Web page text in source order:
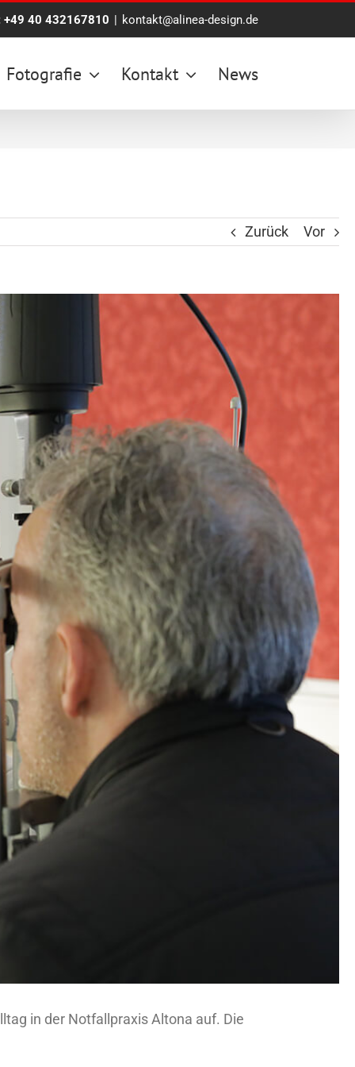
+49 40 432167810 | kontakt@alinea-design.de
Fotografie Kontakt News
Zurück Vor
in der Notfallpraxis Altona auf. Die